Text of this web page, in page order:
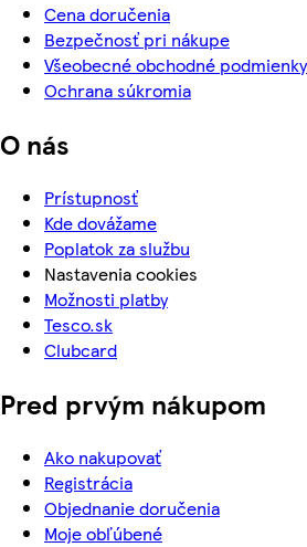
Cena doručenia
Bezpečnosť pri nákupe
Všeobecné obchodné podmienky
Ochrana súkromia
O nás
Prístupnosť
Kde dovážame
Poplatok za službu
Nastavenia cookies
Možnosti platby
Tesco.sk
Clubcard
Pred prvým nákupom
Ako nakupovať
Registrácia
Objednanie doručenia
Moje obľúbené